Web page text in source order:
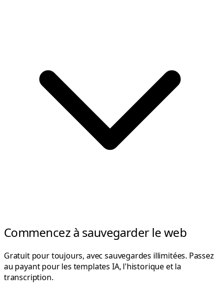
Commencez à sauvegarder le web
Gratuit pour toujours, avec sauvegardes illimitées. Passez
au payant pour les templates IA, l'historique et la
transcription.